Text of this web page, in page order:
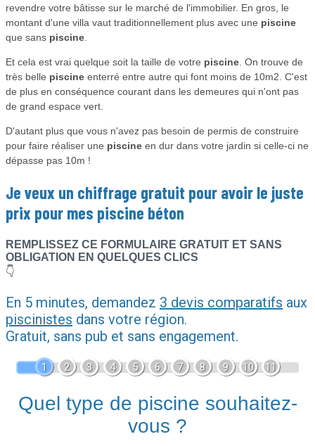
revendre votre bâtisse sur le marché de l'immobilier. En gros, le
montant d'une villa vaut traditionnellement plus avec une piscine
que sans piscine.
Et cela est vrai quelque soit la taille de votre piscine. On trouve de
très belle piscine enterré entre autre qui font moins de 10m2. C'est
de plus en conséquence courant dans les demeures qui n'ont pas
de grand espace vert.
D'autant plus que vous n'avez pas besoin de permis de construire
pour faire réaliser une piscine en dur dans votre jardin si celle-ci ne
dépasse pas 10m !
Je veux un chiffrage gratuit pour avoir le juste
prix pour mes piscine béton
REMPLISSEZ CE FORMULAIRE GRATUIT ET SANS
OBLIGATION EN QUELQUES CLICS
👇
En 5 minutes, demandez 3 devis comparatifs aux
piscinistes dans votre région.
Gratuit, sans pub et sans engagement.
1 2 3 4 5 6 7 8 9 10 11
Quel type de piscine souhaitez-
vous ?